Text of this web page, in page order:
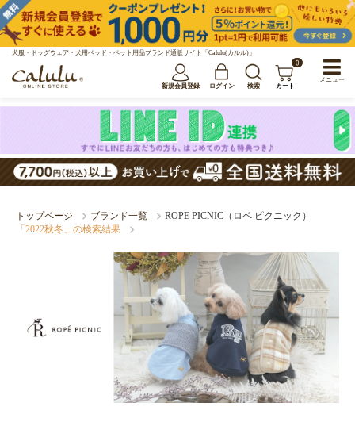
犬服・ドッグウェア・犬用ベッド・ペット用品ブランド通販サイト「Calulu(カルル)」
新規会員登録 ログイン 検索
0
カート
トップページ ブランド一覧
ROPE PICNIC（ロペ ピクニック）
「2022秋冬」の検索結果
メニュー